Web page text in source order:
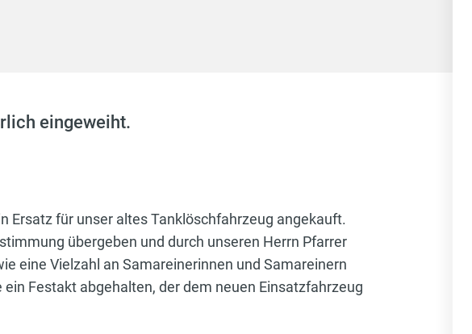
eingeweiht.
Ersatz für unser altes Tanklöschfahrzeug angekauft.
übergeben und durch unseren Herrn Pfarrer
eine Vielzahl an Samareinerinnen und Samareinern
Festakt abgehalten, der dem neuen Einsatzfahrzeug